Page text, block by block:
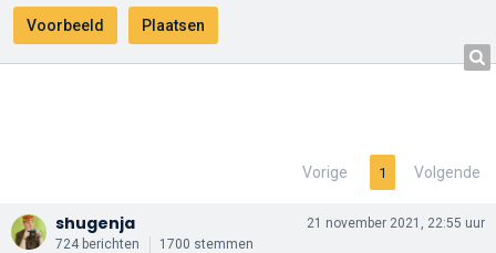
Vorige 1 Volgende
shugenja
724 berichten 1700 stemmen
21 november 2021, 22:55 uur